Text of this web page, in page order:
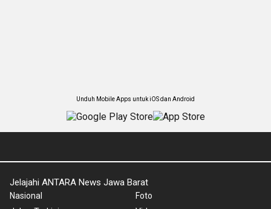
Unduh Mobile Apps untuk iOS dan Android
Jelajahi ANTARA News Jawa Barat
Nasional
Foto